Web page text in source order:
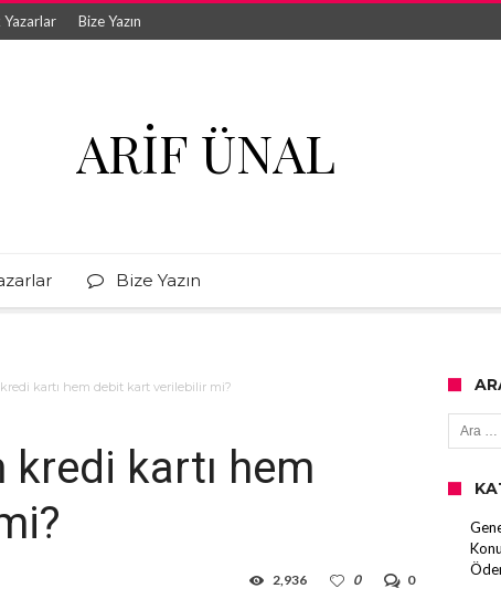
Yazarlar Bize Yazın
ARIF ÜNAL
Bize Yazın
kartı hem debit kart verilebilir mi?
kredi kartı hem
0
0
2,936
Arama: